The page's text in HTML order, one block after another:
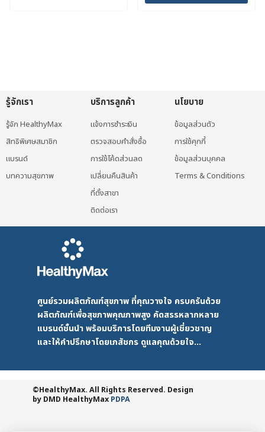
รู้จักเรา
รู้จัก HealthyMax
สิทธิพิเศษสมาชิก
แบรนด์
บทความสุขภาพ
บริการลูกค้า
แจ้งการชำระเงิน
ตรวจสอบคำสั่งซื้อ
การใช้โค้ดส่วนลด
เปลี่ยนคืนสินค้า
ที่ตั้งสาขา
ติดต่อเรา
นโยบาย
ข้อมูลส่วนตัว
การใช้คุกกี้
ข้อมูลส่วนบุคคล
Terms & Conditions
ศูนย์รวมผลิตภัณฑ์สุขภาพ ที่คุณวางใจ ครบครันด้วย
ผลิตภัณฑ์เพื่อสุขภาพคุณภาพสูง คัดสรรหลากหลาย
แบรนด์ชั้นนำ พร้อมบริการโดยทีมงานผู้เชี่ยวชาญ
และให้คำปรึกษาโดยเภสัชกร ดูแลคุณด้วยใจ...
©HealthyMax. All Rights Reserved. Design
by DMD HealthyMax PDPA